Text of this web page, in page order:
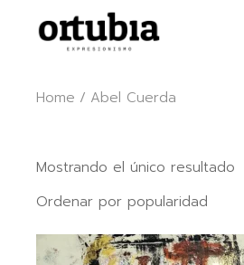
content
Home Abel Cuerda
Mostrando el único resultado
Ordenar por popularidad